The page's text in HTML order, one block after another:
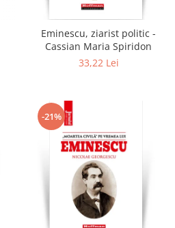
Eminescu, ziarist politic -
Cassian Maria Spiridon
33,22 Lei
-21%